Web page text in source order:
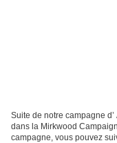
Suite de notre campagne
dans la Mirkwood
campagne, vous pouvez